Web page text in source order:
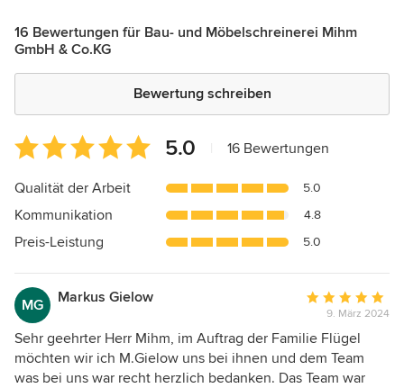
16 Bewertungen für Bau- und Möbelschreinerei Mihm
GmbH & Co.KG
Bewertung schreiben
Durchschnittliche
Bewertung:
5
5
Sternen
5.0 16 Bewertungen
Qualität der Arbeit 5.0
Kommunikation 4.8
Preis-Leistung 5.0
MG Markus Gielow
Bewertung:
5
von
5
9. März 2024
Sehr geehrter Herr Mihm, im Auftrag der Familie Flügel
möchten wir ich M.Gielow uns bei ihnen und dem Team
was bei uns war recht herzlich bedanken. Das Team war